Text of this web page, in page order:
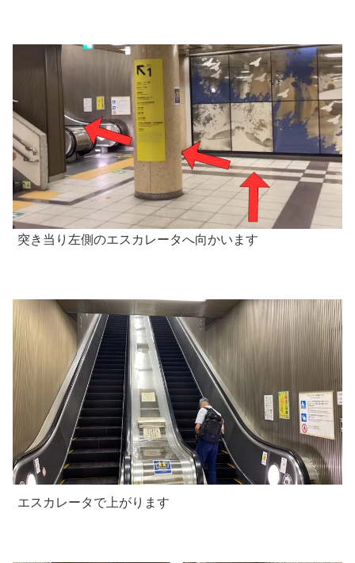
突き当り左側のエスカレータへ向かいます
エスカレータで上がります